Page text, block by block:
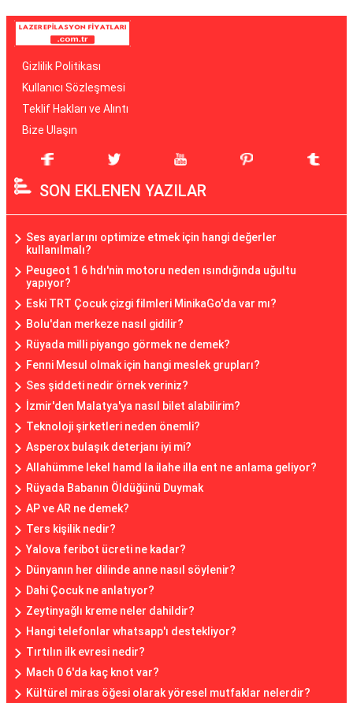
Gizlilik Politikası
Kullanıcı Sözleşmesi
Teklif Hakları ve Alıntı
Bize Ulaşın
SON EKLENEN YAZILAR
Ses ayarlarını optimize etmek için hangi değerler
kullanılmalı?
Peugeot 1 6 hdı'nin motoru neden ısındığında uğultu
yapıyor?
Eski TRT Çocuk çizgi filmleri MinikaGo'da var mı?
Bolu'dan merkeze nasıl gidilir?
Rüyada milli piyango görmek ne demek?
Fenni Mesul olmak için hangi meslek grupları?
Ses şiddeti nedir örnek veriniz?
İzmir'den Malatya'ya nasıl bilet alabilirim?
Teknoloji şirketleri neden önemli?
Asperox bulaşık deterjanı iyi mi?
Allahümme lekel hamd la ilahe illa ent ne anlama geliyor?
Rüyada Babanın Öldüğünü Duymak
AP ve AR ne demek?
Ters kişilik nedir?
Yalova feribot ücreti ne kadar?
Dünyanın her dilinde anne nasıl söylenir?
Dahi Çocuk ne anlatıyor?
Zeytinyağlı kreme neler dahildir?
Hangi telefonlar whatsapp'ı destekliyor?
Tırtılın ilk evresi nedir?
Mach 0 6'da kaç knot var?
Kültürel miras öğesi olarak yöresel mutfaklar nelerdir?